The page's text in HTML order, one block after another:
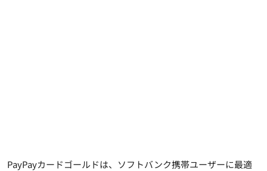
PayPayカードゴールドは、ソフトバンク携帯ユーザーに最適